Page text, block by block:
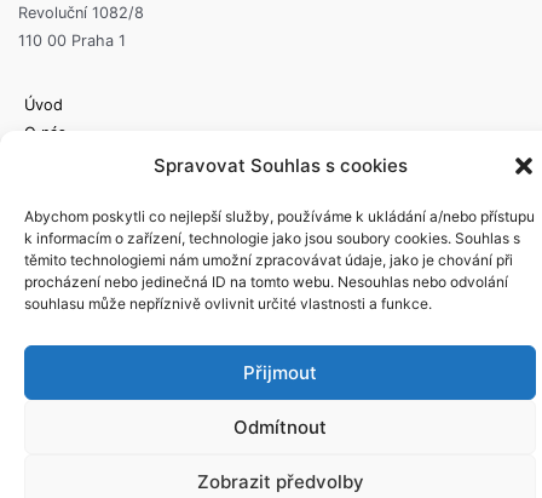
Spravovat Souhlas s cookies
Abychom poskytli co nejlepší služby, používáme k ukládání a/nebo přístupu
k informacím o zařízení, technologie jako jsou soubory cookies. Souhlas s
těmito technologiemi nám umožní zpracovávat údaje, jako je chování při
procházení nebo jedinečná ID na tomto webu. Nesouhlas nebo odvolání
souhlasu může nepříznivě ovlivnit určité vlastnosti a funkce.
Přijmout
Odmítnout
Zobrazit předvolby
Revoluční 1082/8
110 00 Praha 1
Úvod
O nás
Pro členy
Kontakt
Norbert Tuša: Tel.: +420 775 337 900
2022 © SDIC